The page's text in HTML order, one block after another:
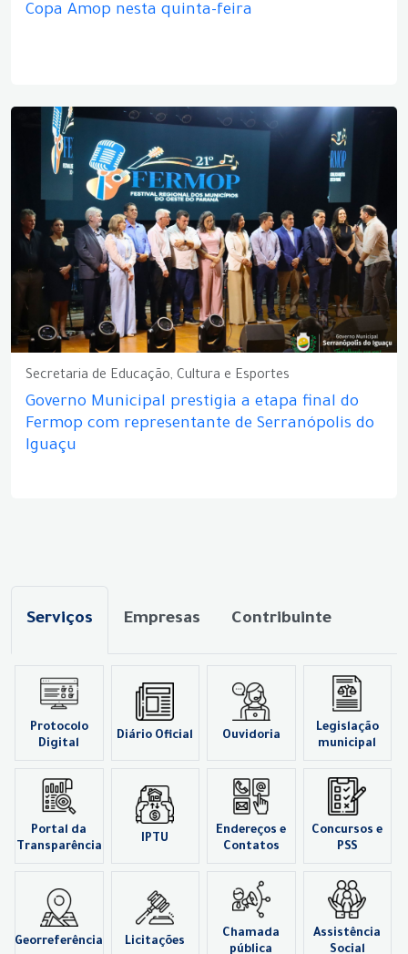
Copa Amop nesta quinta-feira
Secretaria de Educação, Cultura e Esportes
Governo Municipal prestigia a etapa final do
Fermop com representante de Serranópolis do
Iguaçu
Serviços Empresas Contribuinte
Protocolo
Digital
Diário Oficial Ouvidoria
Legislação
municipal
Portal da
Transparência
IPTU
Endereços e
Contatos
Concursos e
PSS
Georreferência Licitações
Chamada
pública
Assistência
Social